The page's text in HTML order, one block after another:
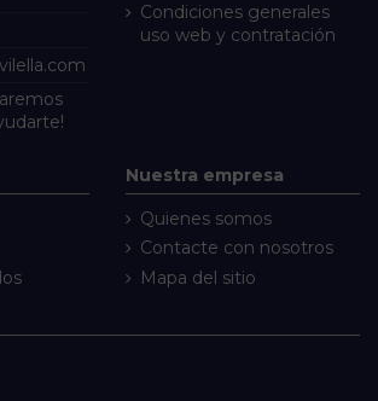
Condiciones generales
uso web y contratación
Nuestra empresa
Quienes somos
Contacte con nosotros
Mapa del sitio